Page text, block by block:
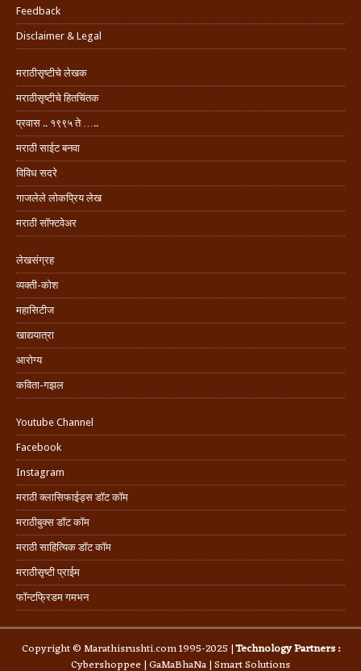
Feedback
Disclaimer & Legal
मराठीसृष्टीचे लेखक
मराठीसृष्टीचे हितचिंतक
प्रवास .. १९९५ ते …..
मराठी साईट बनवा
विविध सदरे
गाजलेले लोकप्रिय लेख
मराठी सॉफ्टवेअर
लेखसंग्रह
व्यक्ती-कोश
महासिटीज
खाद्ययात्रा
आरोग्य
कविता-गझल
Youtube Channel
Facebook
Instagram
मराठी क्लासिफाईड्स डॉट कॉम
मराठीबुक्स डॉट कॉम
मराठी साहित्यिक डॉट कॉम
मराठीसृष्टी प्राईम
फॉन्टफ्रिडम गमभन
Copyright © Marathisrushti.com 1995-2025 |Technology Partners :
Cybershoppee|GaMaBhaNa|Smart Solutions